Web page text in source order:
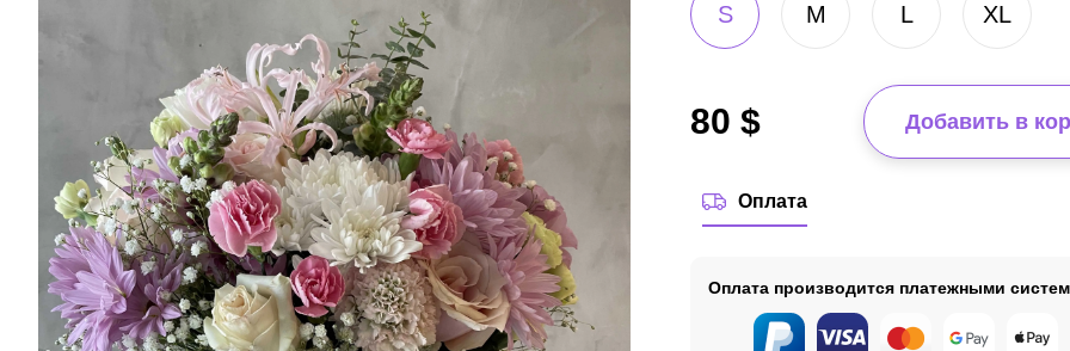
S M L XL
80 $ Добавить в
Оплата
Оплата производится платежными